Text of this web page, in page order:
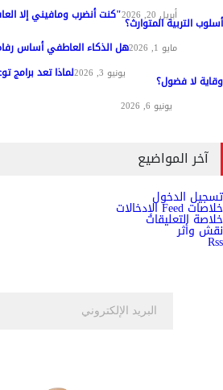
مواد عامة أبريل 20, 2026 "كنت أنضرب ومافيني إلا أسلوب التربية المتوارث؟
مايو 1, 2026 هل الذكاء العاطفي أساس
المناهج وطرق التدريس يونيو 3, 2026 لماذا تعد برامج وقاية لا فضول؟
يونيو 6, 2026
آخر المواضيع
تسجيل الدخول
خلاصات Feed الإدخالات
خلاصة التعليقات
نقش وأثر
Rss